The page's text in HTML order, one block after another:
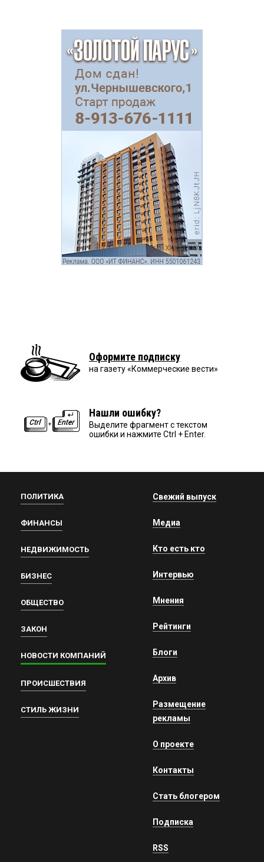
Оформите подписку
на газету «Коммерческие вести»
Нашли ошибку?
Выделите фрагмент с текстом
ошибки и нажмите Ctrl + Enter.
ПОЛИТИКА
ФИНАНСЫ
НЕДВИЖИМОСТЬ
БИЗНЕС
ОБЩЕСТВО
ЗАКОН
НОВОСТИ КОМПАНИЙ
ПРОИСШЕСТВИЯ
СТИЛЬ ЖИЗНИ
Свежий выпуск
Медиа
Кто есть кто
Интервью
Мнения
Рейтинги
Блоги
Архив
Размещение
рекламы
О проекте
Контакты
Стать блогером
Подписка
RSS